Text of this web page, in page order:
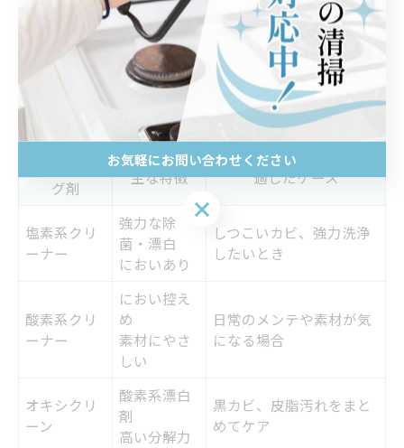
態を保ち、カビや黒いカスが出続けるといったトラブル
を大幅に減らすことが可能です。
カビ取りにおすすめな洗濯機クリーニング剤
の選び方
グ剤
主な特徴 適したケース
塩素系クリ
ーナー
強力な除
菌・漂白
においあり
しつこいカビ、強力洗浄
したいとき
酸素系クリ
ーナー
におい控え
め
素材にやさ
しい
日常のメンテや素材が気
になる場合
オキシクリ
ーン
酸素系漂白
剤
高い分解力
黒カビ、皮脂汚れをまと
めてケア
お気軽にお問い合わせください
お気軽にお問い合わせください